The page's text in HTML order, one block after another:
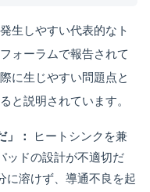
生しやすい代表的なト
ォーラムで報告されて
に生じやすい問題点と
と説明されています。
」：
ヒートシンクを兼
ッドの設計が不適切だ
に溶けず、導通不良を起